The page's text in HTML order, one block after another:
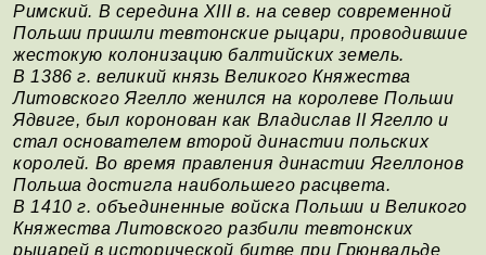
Римский. В середина XIII в. на север современной
Польши пришли тевтонские рыцари, проводившие
жестокую колонизацию балтийских земель.
В 1386 г. великий князь Великого Княжества
Литовского Ягелло женился на королеве Польши
Ядвиге, был коронован как Владислав II Ягелло и
стал основателем второй династии польских
королей. Во время правления династии Ягеллонов
Польша достигла наибольшего расцвета.
В 1410 г. объединенные войска Польши и Великого
Княжества Литовского разбили тевтонских
рыцарей в исторической битве при Грюнвальде